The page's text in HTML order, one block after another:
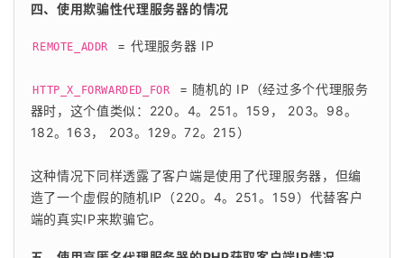
四、使用欺骗性代理服务器的情况
REMOTE_ADDR = 代理服务器 IP
HTTP_X_FORWARDED_FOR
= 随机的 IP（经过多个代理服务
器时，这个值类似：220。4。251。159， 203。98。
182。163， 203。129。72。215）
这种情况下同样透露了客户端是使用了代理服务器，但编
造了一个虚假的随机IP（220。4。251。159）代替客户
端的真实IP来欺骗它。